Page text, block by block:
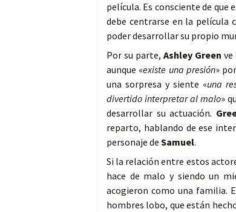
película. Es consciente de que
debe centrarse en la película
poder desarrollar su propio
Por su parte, Ashley Green ve
aunque «existe una presión»
una sorpresa y siente «una
divertido interpretar al malo»
desarrollar su actuación.
reparto, hablando de ese
personaje de Samuel.
Si la relación entre estos
hace de malo y siendo un
acogieron como una familia.
hombres lobo, que están